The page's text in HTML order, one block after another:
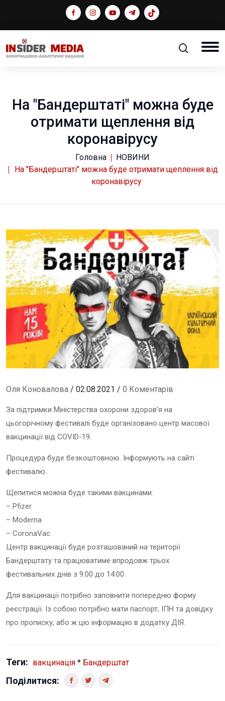
На "Бандерштаті" можна буде
отримати щеплення від
коронавірусу
Головна
НОВИНИ
На "Бандерштаті" можна буде отримати щеплення від
коронавірусу
Оля Коновалова / 02.08.2021 / 0 Коментарів
За підтримки Міністерства охорони здоров’я на
цьогорічному фестивалі буде організовано центр масової
вакцинації від COVID-19.
Процедура буде безкоштовною. Інформують на сайті
фестивалю.
Щепитися можна буде такими вакцинами:
– Pfizer
– Moderna
– CoronaVac
Центр вакцинації буде розташований на території
Бандерштату та працюватиме впродовж трьох
фестивальних днів з 9:00 до 14:00.
Для вакцинації потрібно заповнити попередню форму
реєстрації. Із собою потрібно мати паспорт, ІПН та довідку
про прописку, або ж цю інформацію в додатку ДІЯ.
Теги: вакцинація * Бандерштат
Поділитися: